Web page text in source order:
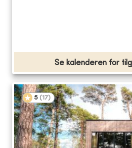
Se kalenderen for
5 (17)